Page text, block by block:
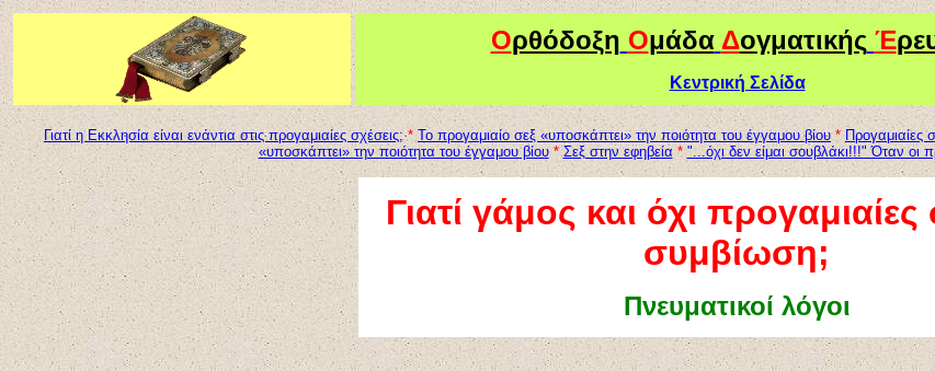
Ορθόδοξη Ομάδα Δογματικής Έ
Κεντρική Σελίδα
Γιατί η Εκκλησία είναι ενάντια στις προγαμιαίες σχέσεις; * Το προγαμιαίο σεξ «υποσκάπτει» την ποιότητα του έγγαμου βίου * Προγαμιαίες
«υποσκάπτει» την ποιότητα του έγγαμου βίου * Σεξ στην εφηβεία * "...όχι δεν είμαι σουβλάκι!!!" Όταν οι
Γιατί γάμος και όχι προγαμιαίες
συμβίωση;
Πνευματικοί λόγοι